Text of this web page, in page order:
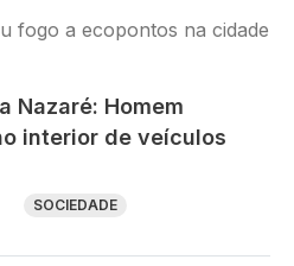
Nazaré: Homem
interior de veículos
SOCIEDADE